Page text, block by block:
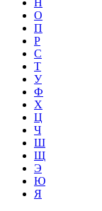
Н
О
П
Р
С
Т
У
Ф
Х
Ц
Ч
Ш
Щ
Э
Ю
Я